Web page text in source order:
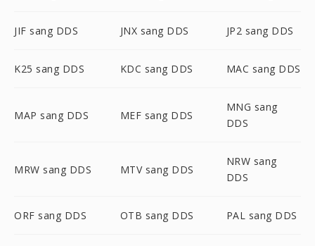
JIF sang DDS JNX sang DDS JP2 sang DDS
K25 sang DDS KDC sang DDS MAC sang DDS
MAP sang DDS MEF sang DDS
MNG sang
DDS
MRW sang DDS MTV sang DDS
NRW sang
DDS
ORF sang DDS OTB sang DDS PAL sang DDS